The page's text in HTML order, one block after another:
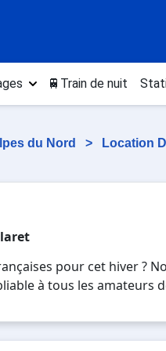
🚆Train de nuit
du Nord > Location
pour cet hiver ?
à tous les amateurs
modernes, telles